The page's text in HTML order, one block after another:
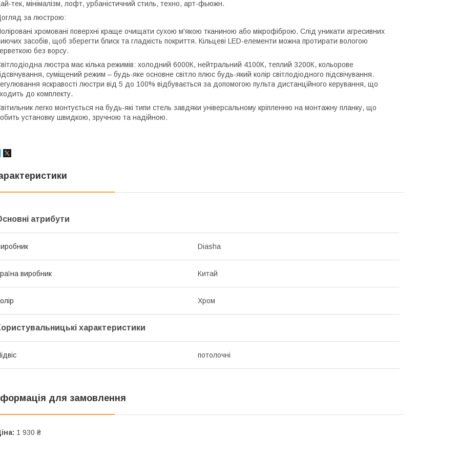
тек, мінімалізм, лофт, урбаністичний стиль, техно, арт-фьюжн.
за люстрою:
хромовані поверхні краще очищати сухою м'якою тканиною або мікрофіброю. Слід уникати агресивних
засобів, щоб зберегти блиск та гладкість покриття. Кільцеві LED-елементи можна протирати вологою
без ворсу.
люстра має кілька режимів: холодний 6000К, нейтральний 4100К, теплий 3200К, кольорове
суміщений режим – будь-яке основне світло плюс будь-який колір світлодіодного підсвічування.
яскравості люстри від 5 до 100% відбувається за допомогою пульта дистанційного керування, що
до комплекту.
легко монтується на будь-які типи стель завдяки універсальному кріпленню на монтажну планку, що
установку швидкою, зручною та надійною.
атрибути
Diasha
виробник Китай
Хром
характеристики
потолочні
для замовлення
1 930 ₴